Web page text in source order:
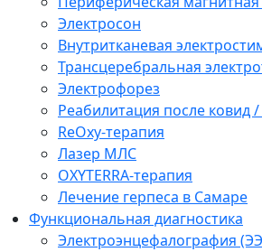
Электросон
Внутритканевая
Трансцеребральная
Электрофорез
Реабилитация после ковид
ReOxy-терапия
Лазер МЛС
OXYTERRA-терапия
Лечение герпеса в Самаре
Функциональная диагностика
Электроэнцефалография